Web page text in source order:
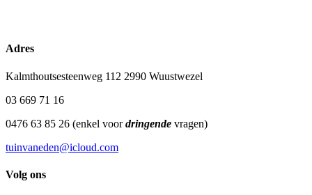
Adres
Kalmthoutsesteenweg 112 2990 Wuustwezel
03 669 71 16
0476 63 85 26 (enkel voordringende vragen)
tuinvaneden@icloud.com
Volg ons